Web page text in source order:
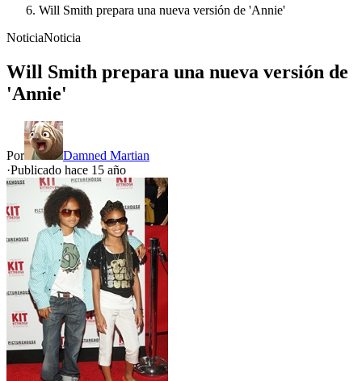
Will Smith prepara una nueva versión de 'Annie'
NoticiaNoticia
Will Smith prepara una nueva versión de
'Annie'
Por
Damned Martian
·Publicado hace 15 año